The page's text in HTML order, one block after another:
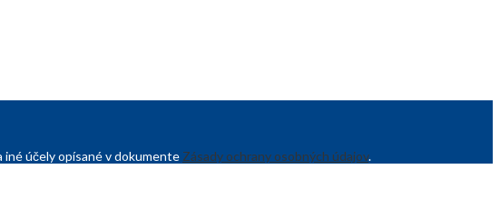
iné účely opísané v dokumente Zásady ochrany osobných údajov.